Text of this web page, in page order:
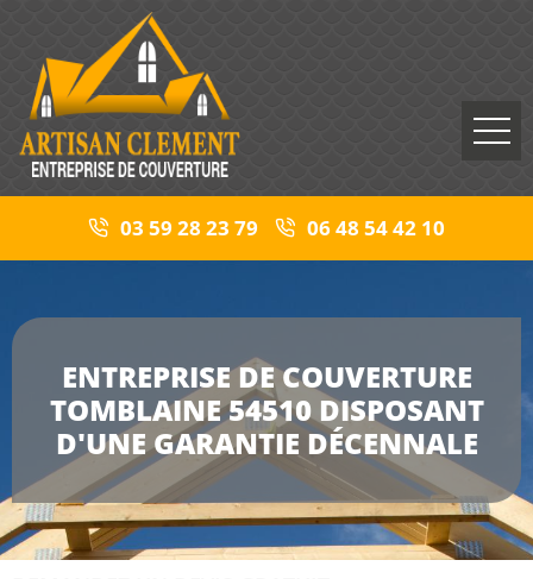
03 59 28 23 79 06 48 54 42 10
ENTREPRISE DE COUVERTURE
TOMBLAINE 54510 DISPOSANT
D'UNE GARANTIE DÉCENNALE